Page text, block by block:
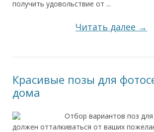
получить удовольствие от ...
Читать далее →
Красивые позы для
дома
Отбор вариантов поз
должен отталкиваться от ваших